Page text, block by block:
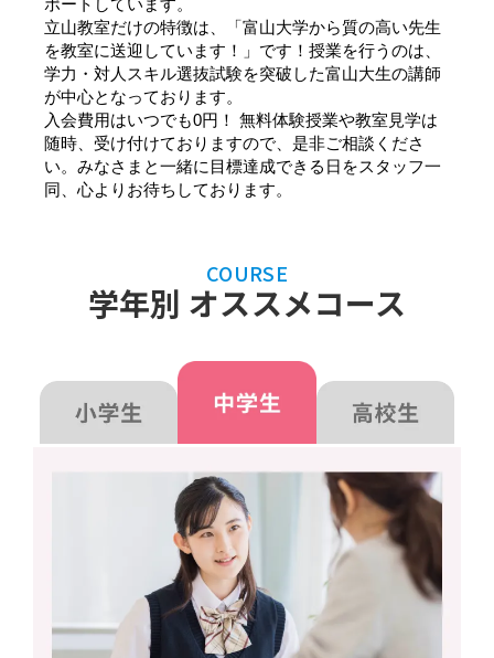
立山教室だけの特徴は、「富山大学から質の高い先生
を教室に送迎しています！」です！授業を行うのは、
学力・対人スキル選抜試験を突破した富山大生の講師
が中心となっております。
入会費用はいつでも0円！ 無料体験授業や教室見学は
随時、受け付けておりますので、是非ご相談くださ
い。みなさまと一緒に目標達成できる日をスタッフ一
同、心よりお待ちしております。
COURSE
学年別 オススメコース